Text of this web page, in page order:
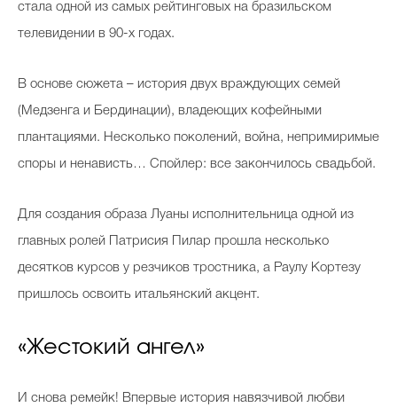
стала одной из самых рейтинговых на бразильском
телевидении в 90-х годах.
В основе сюжета – история двух враждующих семей
(Медзенга и Бердинации), владеющих кофейными
плантациями. Несколько поколений, война, непримиримые
споры и ненависть… Спойлер: все закончилось свадьбой.
Для создания образа Луаны исполнительница одной из
главных ролей Патрисия Пилар прошла несколько
десятков курсов у резчиков тростника, а Раулу Кортезу
пришлось освоить итальянский акцент.
«Жестокий ангел»
И снова ремейк! Впервые история навязчивой любви